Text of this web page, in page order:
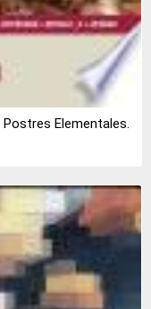
Elementales.